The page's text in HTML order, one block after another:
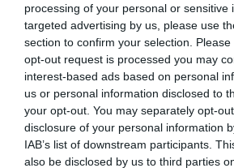
processing of your personal or sensitive
targeted advertising by us, please use
section to confirm your selection.
opt-out request is processed you may
interest-based ads based on personal
us or personal information disclosed to
your opt-out. You may separately opt-
disclosure of your personal information
IAB’s list of downstream participants.
also be disclosed by us to third parties
Ne maradjon le a legfrissebb
bennünket az EGRI ÜGYEK
VISSZA A FŐOLDALRA